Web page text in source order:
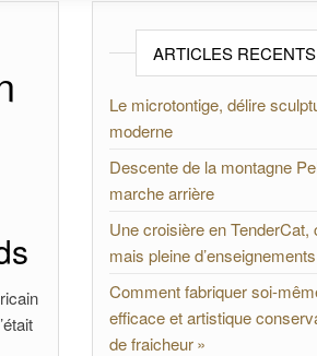
ARTICLES RECENTS
Le microtontige, délire
moderne
Descente de la montagne
marche arrière
Une croisière en TenderCat,
mais pleine d’enseignements
Comment fabriquer soi-
efficace et artistique
de fraicheur »